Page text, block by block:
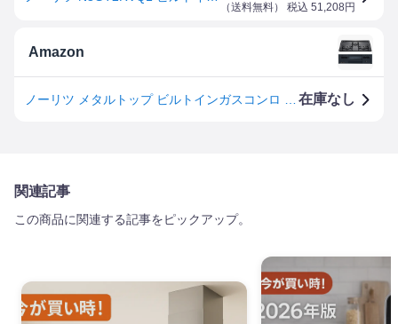
（送料無料） 税込 51,208 円
Amazon
在庫なし
関連記事
この商品に関連する記事をピックアップ。